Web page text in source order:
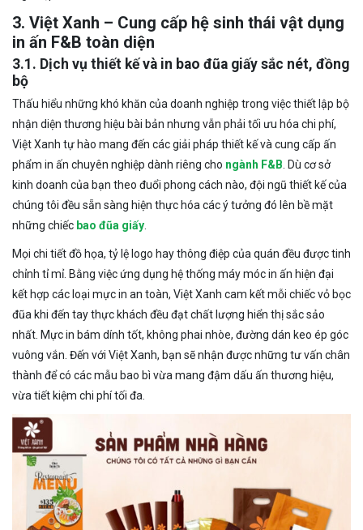
3. Việt Xanh – Cung cấp hệ sinh thái vật dụng
in ấn F&B toàn diện
3.1. Dịch vụ thiết kế và in bao đũa giấy sắc nét, đồng
bộ
Thấu hiểu những khó khăn của doanh nghiệp trong việc thiết lập bộ
nhận diện thương hiệu bài bản nhưng vẫn phải tối ưu hóa chi phí,
Việt Xanh tự hào mang đến các giải pháp thiết kế và cung cấp ấn
phẩm in ấn chuyên nghiệp dành riêng cho ngành F&B. Dù cơ sở
kinh doanh của bạn theo đuổi phong cách nào, đội ngũ thiết kế của
chúng tôi đều sẵn sàng hiện thực hóa các ý tưởng đó lên bề mặt
những chiếc bao đũa giấy.
Mọi chi tiết đồ họa, tỷ lệ logo hay thông điệp của quán đều được tinh
chỉnh tỉ mỉ. Bằng việc ứng dụng hệ thống máy móc in ấn hiện đại
kết hợp các loại mực in an toàn, Việt Xanh cam kết mỗi chiếc vỏ bọc
đũa khi đến tay thực khách đều đạt chất lượng hiển thị sắc sảo
nhất. Mực in bám dính tốt, không phai nhòe, đường dán keo ép góc
vuông vắn. Đến với Việt Xanh, bạn sẽ nhận được những tư vấn chân
thành để có các mẫu bao bì vừa mang đậm dấu ấn thương hiệu,
vừa tiết kiệm chi phí tối đa.